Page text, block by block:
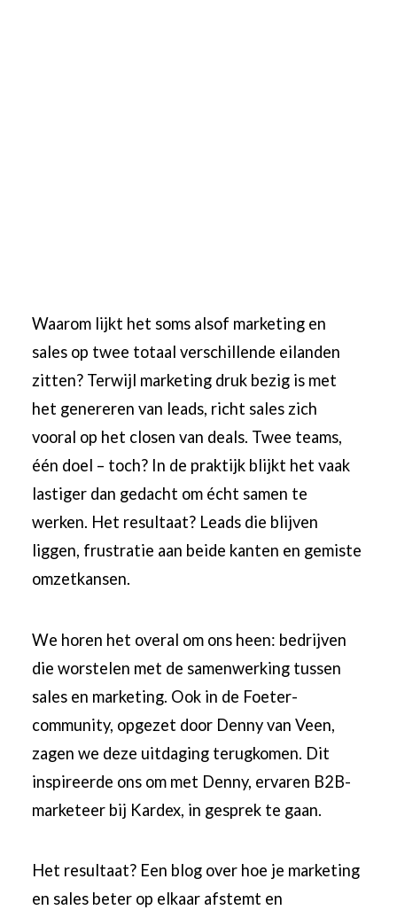
Waarom lijkt het soms alsof marketing en
sales op twee totaal verschillende eilanden
zitten? Terwijl marketing druk bezig is met
het genereren van leads, richt sales zich
vooral op het closen van deals. Twee teams,
één doel – toch? In de praktijk blijkt het vaak
lastiger dan gedacht om écht samen te
werken. Het resultaat? Leads die blijven
liggen, frustratie aan beide kanten en gemiste
omzetkansen.
We horen het overal om ons heen: bedrijven
die worstelen met de samenwerking tussen
sales en marketing. Ook in de Foeter-
community, opgezet door Denny van Veen,
zagen we deze uitdaging terugkomen. Dit
inspireerde ons om met Denny, ervaren B2B-
marketeer bij Kardex, in gesprek te gaan.
Het resultaat? Een blog over hoe je marketing
en sales beter op elkaar afstemt en